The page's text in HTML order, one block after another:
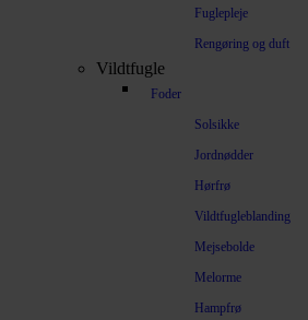
Fuglepleje
Rengøring og duft
Vildtfugle
Foder
Solsikke
Jordnødder
Hørfrø
Vildtfugleblanding
Mejsebolde
Melorme
Hampfrø